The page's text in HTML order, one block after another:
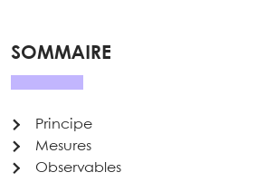
SOMMAIRE
Principe
Mesures
Observables